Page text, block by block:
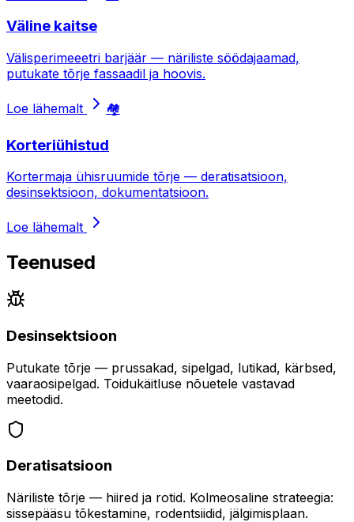
Väline kaitse
Välisperimeeetri barjäär — näriliste söödajaamad,
putukate tõrje fassaadil ja hoovis.
Loe lähemalt 🏘️
Korteriühistud
Kortermaja ühisruumide tõrje — deratisatsioon,
desinsektsioon, dokumentatsioon.
Loe lähemalt
Teenused
Desinsektsioon
Putukate tõrje — prussakad, sipelgad, lutikad, kärbsed,
vaaraosipelgad. Toidukäitluse nõuetele vastavad
meetodid.
Deratisatsioon
Näriliste tõrje — hiired ja rotid. Kolmeosaline strateegia:
sissepääsu tõkestamine, rodentsiidid, jälgimisplaan.